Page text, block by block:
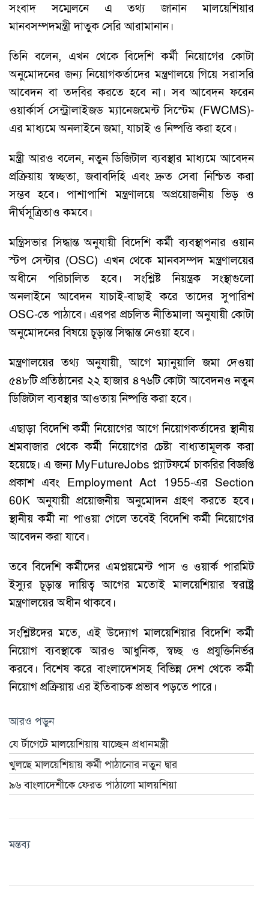
সংবাদ সম্মেলনে এ তথ্য জানান মালয়েশিয়ার
মানবসম্পদমন্ত্রী দাতুক সেরি আরামানান।
তিনি বলেন, এখন থেকে বিদেশি কর্মী নিয়োগের কোটা
অনুমোদনের জন্য নিয়োগকর্তাদের মন্ত্রণালয়ে গিয়ে সরাসরি
আবেদন বা তদবির করতে হবে না। সব আবেদন ফরেন
ওয়ার্কার্স সেন্ট্রালাইজড ম্যানেজমেন্ট সিস্টেম (FWCMS)-
এর মাধ্যমে অনলাইনে জমা, যাচাই ও নিষ্পত্তি করা হবে।
মন্ত্রী আরও বলেন, নতুন ডিজিটাল ব্যবস্থার মাধ্যমে আবেদন
প্রক্রিয়ায় স্বচ্ছতা, জবাবদিহি এবং দ্রুত সেবা নিশ্চিত করা
সম্ভব হবে। পাশাপাশি মন্ত্রণালয়ে অপ্রয়োজনীয় ভিড় ও
দীর্ঘসূত্রিতাও কমবে।
মন্ত্রিসভার সিদ্ধান্ত অনুযায়ী বিদেশি কর্মী ব্যবস্থাপনার ওয়ান
স্টপ সেন্টার (OSC) এখন থেকে মানবসম্পদ মন্ত্রণালয়ের
অধীনে পরিচালিত হবে। সংশ্লিষ্ট নিয়ন্ত্রক সংস্থাগুলো
অনলাইনে আবেদন যাচাই-বাছাই করে তাদের সুপারিশ
OSC-তে পাঠাবে। এরপর প্রচলিত নীতিমালা অনুযায়ী কোটা
অনুমোদনের বিষয়ে চূড়ান্ত সিদ্ধান্ত নেওয়া হবে।
মন্ত্রণালয়ের তথ্য অনুযায়ী, আগে ম্যানুয়ালি জমা দেওয়া
৫৪৮টি প্রতিষ্ঠানের ২২ হাজার ৪৭৬টি কোটা আবেদনও নতুন
ডিজিটাল ব্যবস্থার আওতায় নিষ্পত্তি করা হবে।
এছাড়া বিদেশি কর্মী নিয়োগের আগে নিয়োগকর্তাদের স্থানীয়
শ্রমবাজার থেকে কর্মী নিয়োগের চেষ্টা বাধ্যতামূলক করা
হয়েছে। এ জন্য MyFutureJobs প্ল্যাটফর্মে চাকরির বিজ্ঞপ্তি
প্রকাশ এবং Employment Act 1955-এর Section
60K অনুযায়ী প্রয়োজনীয় অনুমোদন গ্রহণ করতে হবে।
স্থানীয় কর্মী না পাওয়া গেলে তবেই বিদেশি কর্মী নিয়োগের
আবেদন করা যাবে।
তবে বিদেশি কর্মীদের এমপ্লয়মেন্ট পাস ও ওয়ার্ক পারমিট
ইস্যুর চূড়ান্ত দায়িত্ব আগের মতোই মালয়েশিয়ার স্বরাষ্ট্র
মন্ত্রণালয়ের অধীন থাকবে।
সংশ্লিষ্টদের মতে, এই উদ্যোগ মালয়েশিয়ার বিদেশি কর্মী
নিয়োগ ব্যবস্থাকে আরও আধুনিক, স্বচ্ছ ও প্রযুক্তিনির্ভর
করবে। বিশেষ করে বাংলাদেশসহ বিভিন্ন দেশ থেকে কর্মী
নিয়োগ প্রক্রিয়ায় এর ইতিবাচক প্রভাব পড়তে পারে।
আরও পড়ুন
যে র্টাগেটে মালয়েশিয়ায় যাচ্ছেন প্রধানমন্ত্রী
খুলছে মালয়েশিয়ায় কর্মী পাঠানোর নতুন দ্বার
৯৬ বাংলাদেশীকে ফেরত পাঠালো মালয়শিয়া
মন্তব্য